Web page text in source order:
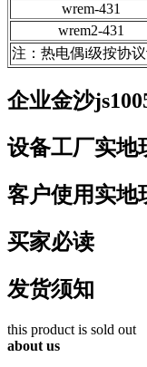
wrem-431
wrem2-431
注：热电偶i级按协
企业金沙
设备工厂实地
客户使用实地
买家必读
发货须知
this product is sold out
about us